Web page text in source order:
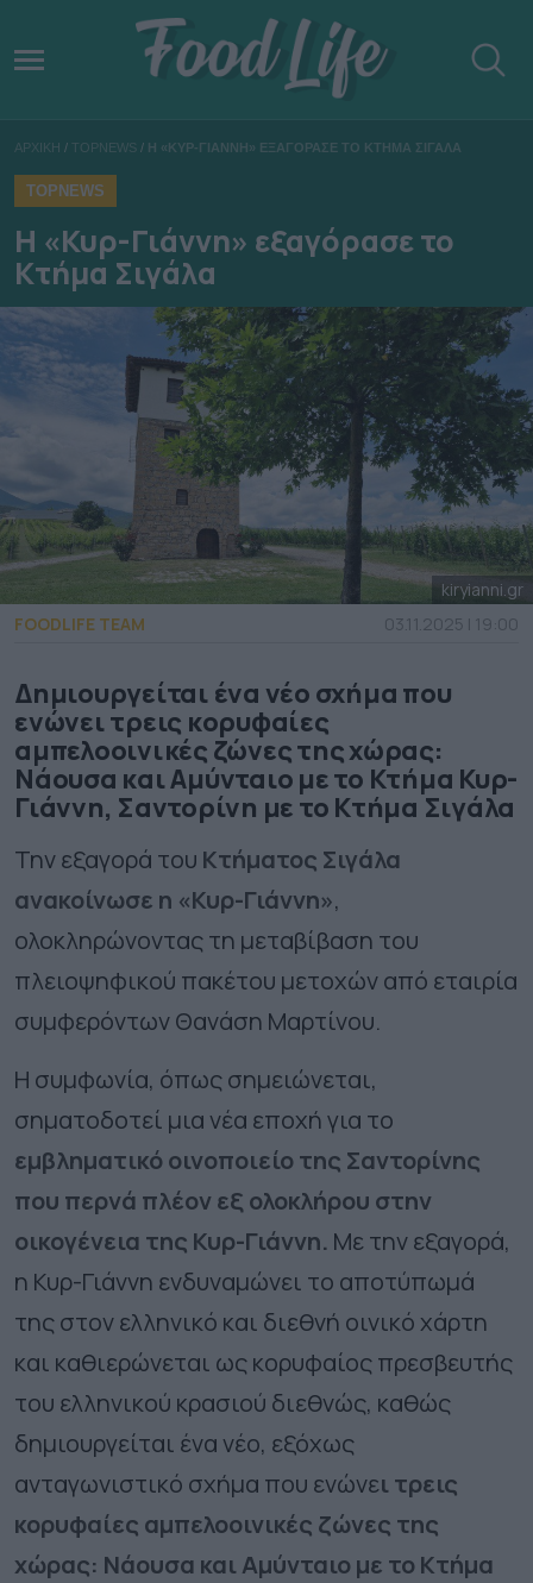
ΑΡΧΙΚΗ / TOPNEWS / Η «ΚΥΡ-ΓΙΑΝΝΗ» ΕΞΑΓΟΡΑΣΕ ΤΟ ΚΤΗΜΑ ΣΙΓΑΛΑ
TOPNEWS
Η «Κυρ-Γιάννη» εξαγόρασε το
Κτήμα Σιγάλα
kiryianni.gr
FOODLIFE TEAM
03.11.2025 | 19:00
Δημιουργείται ένα νέο σχήμα που
ενώνει τρεις κορυφαίες
αμπελοοινικές ζώνες της χώρας:
Νάουσα και Αμύνταιο με το Κτήμα Κυρ-
Γιάννη, Σαντορίνη με το Κτήμα Σιγάλα
Την εξαγορά του Κτήματος Σιγάλα
ανακοίνωσε η «Κυρ-Γιάννη»,
ολοκληρώνοντας τη μεταβίβαση του
πλειοψηφικού πακέτου μετοχών από εταιρία
συμφερόντων Θανάση Μαρτίνου.
Η συμφωνία, όπως σημειώνεται,
σηματοδοτεί μια νέα εποχή για το
εμβληματικό οινοποιείο της Σαντορίνης
που περνά πλέον εξ ολοκλήρου στην
οικογένεια της Κυρ-Γιάννη. Με την εξαγορά,
η Κυρ-Γιάννη ενδυναμώνει το αποτύπωμά
της στον ελληνικό και διεθνή οινικό χάρτη
και καθιερώνεται ως κορυφαίος πρεσβευτής
του ελληνικού κρασιού διεθνώς, καθώς
δημιουργείται ένα νέο, εξόχως
ανταγωνιστικό σχήμα που ενώνει τρεις
κορυφαίες αμπελοοινικές ζώνες της
χώρας: Νάουσα και Αμύνταιο με το Κτήμα